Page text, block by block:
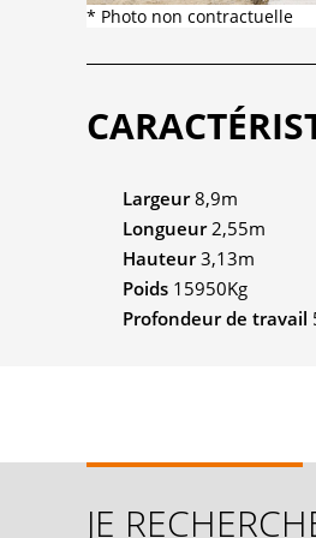
* Photo non contractuelle
Largeur8,9m
Longueur2,55m
Hauteur3,13m
Poids 15950Kg
Profondeur de travail
JE